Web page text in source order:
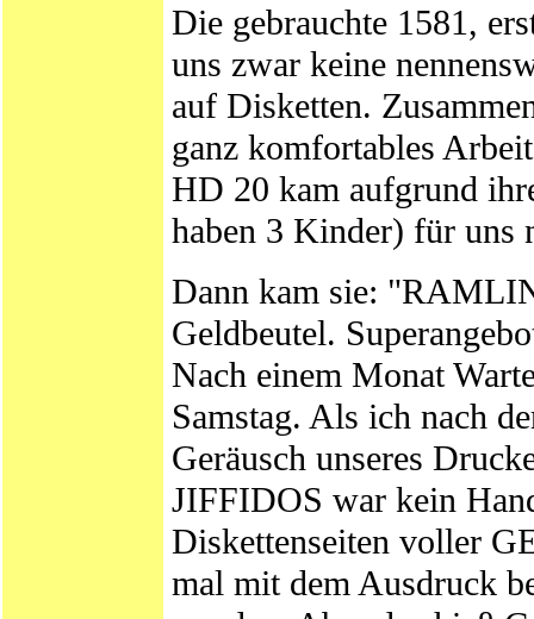
Die gebrauchte 1581,
uns zwar keine
auf Disketten.
ganz komfortables
HD 20 kam aufgrund
haben 3 Kinder) für uns
Dann kam sie:
Geldbeutel.
Nach einem Monat
Samstag. Als ich nach
Geräusch unseres
JIFFIDOS war kein
Diskettenseiten voller
mal mit dem Ausdruck